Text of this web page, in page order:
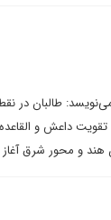
می‌نویسد: طالبان
داعش و
هند و محور شرق آغاز